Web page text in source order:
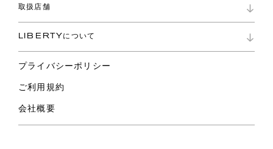
ご利用ガイド
コレクション
ファブリックス
バッグ
スカーフ
ウェア
ライフスタイル
スペシャル
取扱店舗
リバティ・ファブリックス
LIBERTYについて
プライバシーポリシー
ご利用規約
会社概要